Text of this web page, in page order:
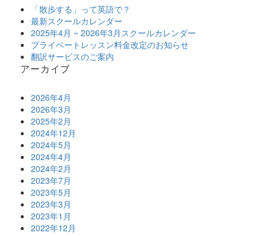
「散歩する」って英語で？
最新スクールカレンダー
2025年4月 ~ 2026年3月スクールカレンダー
プライベートレッスン料金改定のお知らせ
翻訳サービスのご案内
アーカイブ
2026年4月
2026年3月
2025年2月
2024年12月
2024年5月
2024年4月
2024年2月
2023年7月
2023年5月
2023年3月
2023年1月
2022年12月